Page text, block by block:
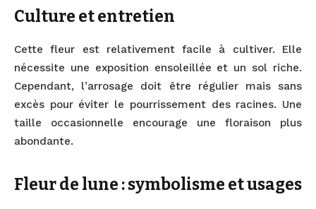
Culture et entretien
Cette fleur est relativement facile à cultiver. Elle
nécessite une exposition ensoleillée et un sol riche.
Cependant, l’arrosage doit être régulier mais sans
excès pour éviter le pourrissement des racines. Une
taille occasionnelle encourage une floraison plus
abondante.
Fleur de lune : symbolisme et usages